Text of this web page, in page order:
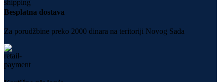
Besplatna dostava
Za porudžbine preko 2000 dinara na teritoriji Novog Sada